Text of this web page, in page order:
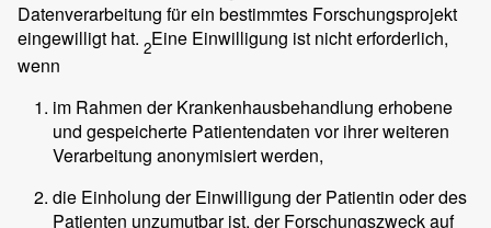
Datenverarbeitung für ein bestimmtes Forschungsprojekt
eingewilligt hat. 2Eine Einwilligung ist nicht erforderlich,
wenn
im Rahmen der Krankenhausbehandlung erhobene
und gespeicherte Patientendaten vor ihrer weiteren
Verarbeitung anonymisiert werden,
die Einholung der Einwilligung der Patientin oder des
Patienten unzumutbar ist, der Forschungszweck auf